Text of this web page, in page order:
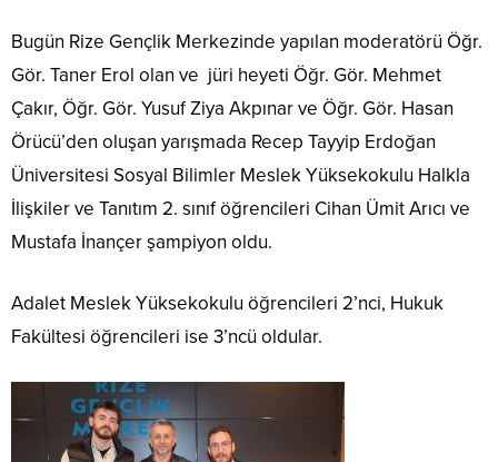
Bugün Rize Gençlik Merkezinde yapılan moderatörü Öğr.
Gör. Taner Erol olan ve jüri heyeti Öğr. Gör. Mehmet
Çakır, Öğr. Gör. Yusuf Ziya Akpınar ve Öğr. Gör. Hasan
Örücü’den oluşan yarışmada Recep Tayyip Erdoğan
Üniversitesi Sosyal Bilimler Meslek Yüksekokulu Halkla
İlişkiler ve Tanıtım 2. sınıf öğrencileri Cihan Ümit Arıcı ve
Mustafa İnançer şampiyon oldu.
Adalet Meslek Yüksekokulu öğrencileri 2’nci, Hukuk
Fakültesi öğrencileri ise 3’ncü oldular.